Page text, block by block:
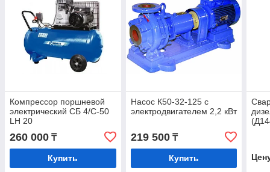
Компрессор поршневой
электрический СБ 4/С-50
LH 20
260 000 ₸
Купить
Насос К50-32-125 с
электродвигателем 2,2 кВт
219 500₸
Купить